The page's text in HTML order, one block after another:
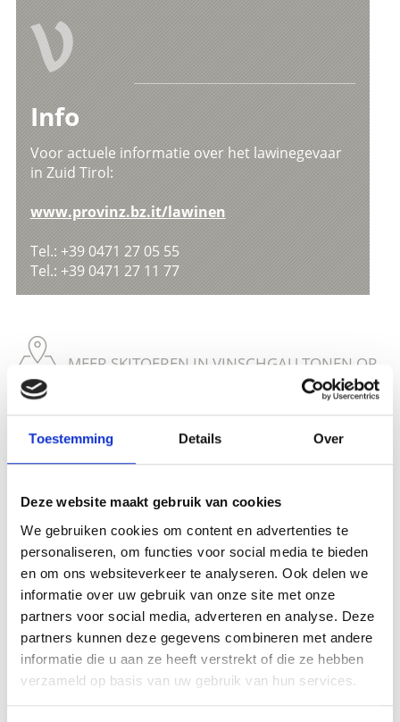
Toestemming Details Over
Deze website maakt gebruik van cookies
We gebruiken cookies om content en advertenties te
personaliseren, om functies voor social media te bieden
en om ons websiteverkeer te analyseren. Ook delen we
informatie over uw gebruik van onze site met onze
partners voor social media, adverteren en analyse. Deze
partners kunnen deze gegevens combineren met andere
informatie die u aan ze heeft verstrekt of die ze hebben
verzameld op basis van uw gebruik van hun services.
V
Info
Voor actuele informatie over het lawinegevaar
in Zuid Tirol:
www.provinz.bz.it/lawinen
Tel.: +39 0471 27 05 55
Tel.: +39 0471 27 11 77
MEER SKITOEREN IN VINSCHGAU TONEN OP
KAART (DUITS)
Meer interessante links